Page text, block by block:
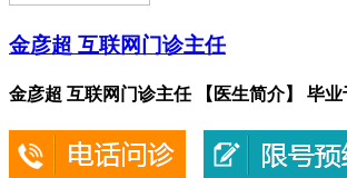
金彦超 互联网门诊主任
金彦超 互联网门诊主任 【医生简介】 毕